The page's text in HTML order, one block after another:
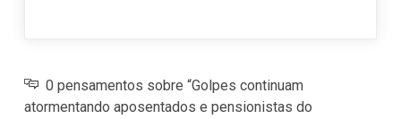
0 pensamentos sobre “Golpes continuam
atormentando aposentados e pensionistas do